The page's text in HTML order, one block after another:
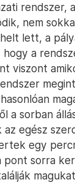
rendszer,
nem
lett, a
a
viszont
a sorban
az egész
egy
pont sorra